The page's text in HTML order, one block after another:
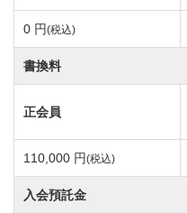
0 円(税込)
書換料
正会員
110,000 円(税込)
入会預託金